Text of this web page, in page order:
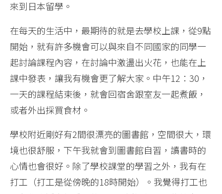
來到日本留學。
在每天的生活中，最期待的就是去學校上課，從9點
開始，就有許多機會可以與來自不同國家的同學一
起討論課程內容，在討論中激盪出火花，也能在上
課中發表，讓我有機會更了解大家。中午12：30，
一天的課程結束後，就會回宿舍跟室友一起煮飯，
或者外出採買食材。
學校附近剛好有2間很漂亮的圖書館，空間很大，環
境也很舒服，下午我就會到圖書館自習，讀書時的
心情也會很好。除了學校課堂的學習之外，我有在
打工（打工是從傍晚的18時開始）。我覺得打工也